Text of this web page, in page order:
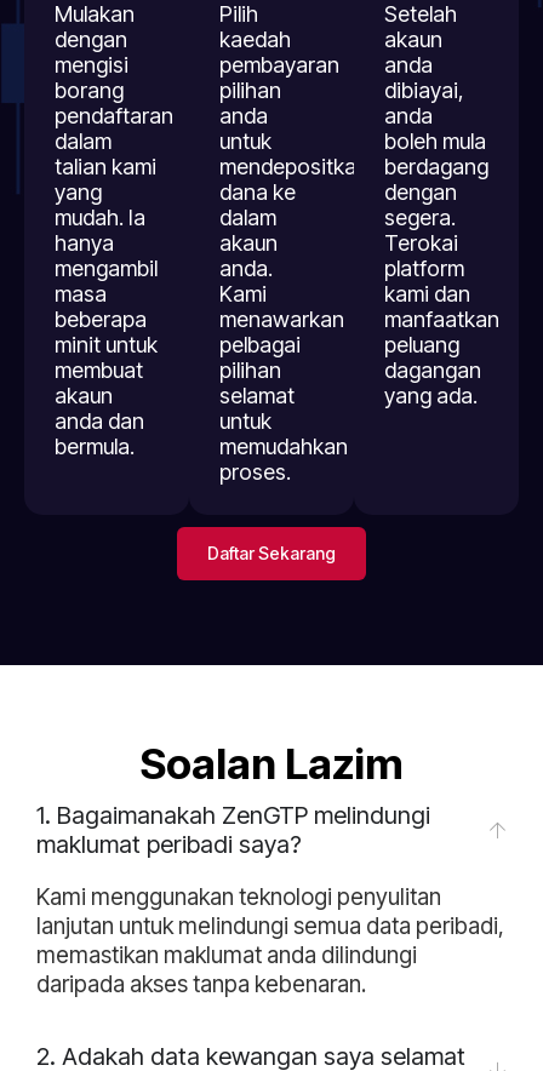
Mulakan
dengan
mengisi
borang
pendaftaran
dalam
talian kami
yang
mudah. Ia
hanya
mengambil
masa
beberapa
minit untuk
membuat
akaun
anda dan
bermula.
Pilih
kaedah
pembayaran
pilihan
anda
untuk
mendepositkan
dana ke
dalam
akaun
anda.
Kami
menawarkan
pelbagai
pilihan
selamat
untuk
memudahkan
proses.
Setelah
akaun
anda
dibiayai,
anda
boleh mula
berdagang
dengan
segera.
Terokai
platform
kami dan
manfaatkan
peluang
dagangan
yang ada.
Daftar Sekarang
Soalan Lazim
1. Bagaimanakah ZenGTP melindungi
maklumat peribadi saya?
Kami menggunakan teknologi penyulitan
lanjutan untuk melindungi semua data peribadi,
memastikan maklumat anda dilindungi
daripada akses tanpa kebenaran.
2. Adakah data kewangan saya selamat